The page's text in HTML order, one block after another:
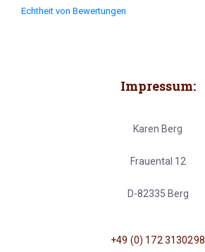
Echtheit von Bewertungen
Impressum:
Karen Berg
Frauental 12
D-82335 Berg
+49 (0) 172 3130298